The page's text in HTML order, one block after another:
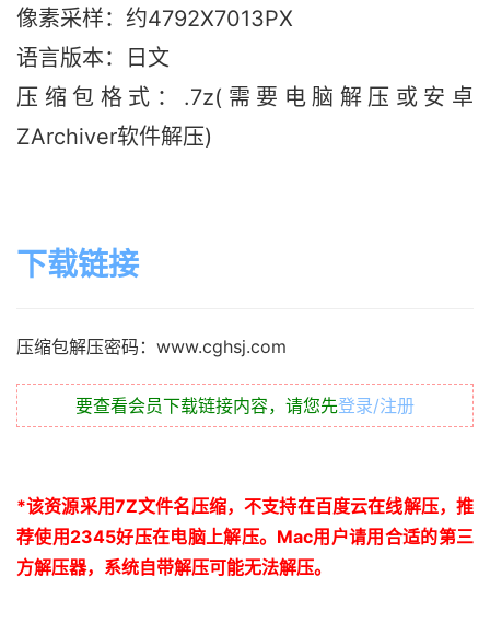
像素采样：约4792X7013PX
语言版本：日文
压缩包格式：.7z(需要电脑解压或安卓
ZArchiver软件解压)
下载链接
压缩包解压密码：www.cghsj.com
要查看会员下载链接内容，请您先登录/注册
*该资源采用7Z文件名压缩，不支持在百度云在线解压，推
荐使用2345好压在电脑上解压。 Mac用户请用合适的第三
方解压器，系统自带解压可能无法解压。